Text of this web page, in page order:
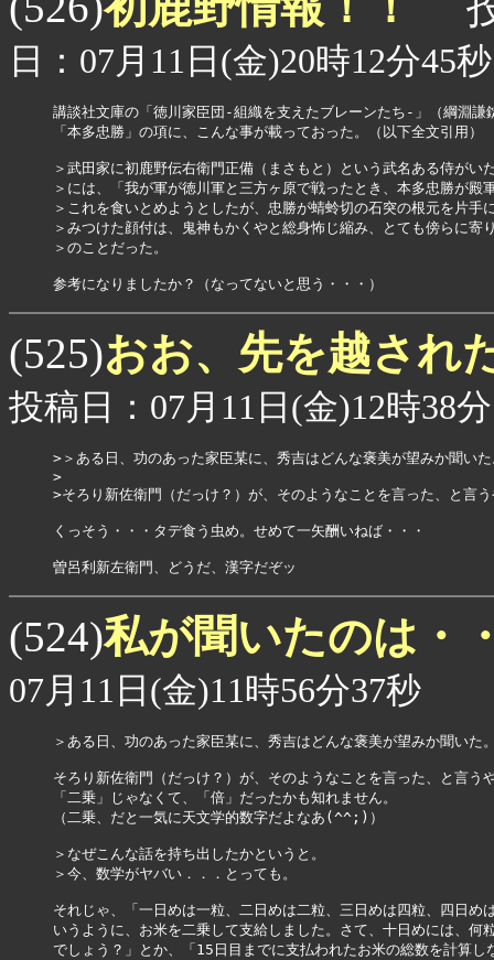
日：07月11日(金)20時12分45秒
講談社文庫の「徳川家臣団-組織を支えたブレーンたち-」（綱淵謙
「本多忠勝」の項に、こんな事が載っておった。（以下全文引用）
＞武田家に初鹿野伝右衛門正備（まさもと）という武名ある侍がい
＞には、「我が軍が徳川軍と三方ヶ原で戦ったとき、本多忠勝が殿
＞これを食いとめようとしたが、忠勝が蜻蛉切の石突の根元を片手
＞みつけた顔付は、鬼神もかくやと総身怖じ縮み、とても傍らに寄
＞のことだった。
参考になりましたか？（なってないと思う・・・）
(525)おお、先を越され
投稿日：07月11日(金)12時38
>＞ある日、功のあった家臣某に、秀吉はどんな褒美が望みか聞い
>
>そろり新佐衛門（だっけ？）が、そのようなことを言った、と言
くっそう・・・タデ食う虫め。せめて一矢酬いねば・・・
(524)私が聞いたのは・
07月11日(金)11時56分37秒
＞ある日、功のあった家臣某に、秀吉はどんな褒美が望みか聞いた
そろり新佐衛門（だっけ？）が、そのようなことを言った、と言う
「二乗」じゃなくて、「倍」だったかも知れません。
（二乗、だと一気に天文学的数字だよなあ(^^;)）
＞なぜこんな話を持ち出したかというと。
＞今、数学がヤバい．．．とっても。
それじゃ、「一日めは一粒、二日めは二粒、三日めは四粒、四日め
いうように、お米を二乗して支給しました。さて、十日めには、何
でしょう？」とか、「15日目までに支払われたお米の総数を計算し